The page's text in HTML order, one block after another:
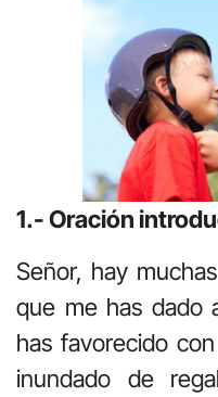
1.- Oración
Señor, hay
que me has dado
has favorecido
inundado de